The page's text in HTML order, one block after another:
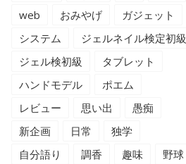
web
おみやげ
ガジェット
システム
ジェルネイル検定初級
ジェル検初級
タブレット
ハンドモデル
ポエム
レビュー
思い出
愚痴
新企画
日常
独学
自分語り
調香 趣味 野球